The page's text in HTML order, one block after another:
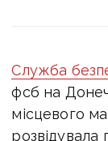
Служба
фсб на
місцевого
розвідувала